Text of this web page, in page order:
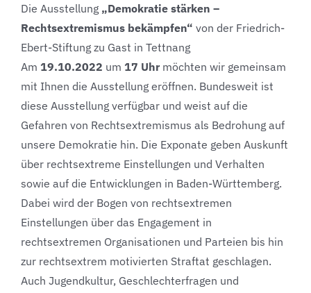
Die Ausstellung „Demokratie stärken –
Rechtsextremismus bekämpfen“ von der Friedrich-
Ebert-Stiftung zu Gast in Tettnang
Am 19.10.2022 um 17 Uhr möchten wir gemeinsam
mit Ihnen die Ausstellung eröffnen. Bundesweit ist
diese Ausstellung verfügbar und weist auf die
Gefahren von Rechtsextremismus als Bedrohung auf
unsere Demokratie hin. Die Exponate geben Auskunft
über rechtsextreme Einstellungen und Verhalten
sowie auf die Entwicklungen in Baden-Württemberg.
Dabei wird der Bogen von rechtsextremen
Einstellungen über das Engagement in
rechtsextremen Organisationen und Parteien bis hin
zur rechtsextrem motivierten Straftat geschlagen.
Auch Jugendkultur, Geschlechterfragen und